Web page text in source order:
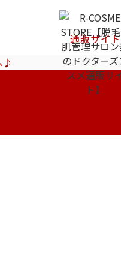
通販サイト
♪